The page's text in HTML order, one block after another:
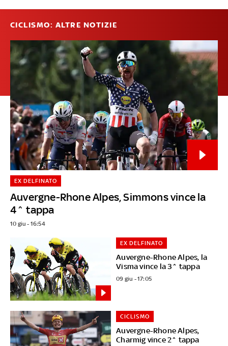
CICLISMO: ALTRE NOTIZIE
Auvergne-Rhone Alpes, Simmons vince la
4^ tappa
EX DELFINATO
10 giu - 16:54
Auvergne-Rhone Alpes, la
Visma vince la 3^ tappa
EX DELFINATO
09 giu - 17:05
Auvergne-Rhone Alpes,
Charmig vince 2^ tappa
CICLISMO